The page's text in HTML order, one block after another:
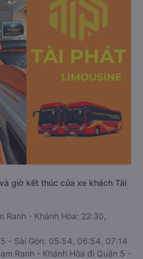
giờ kết thúc của xe khách Tài
Ranh - Khánh Hòa: 22:30,
- Sài Gòn: 05:54, 06:54, 07:14
Ranh - Khánh Hòa đi Quận 5 -